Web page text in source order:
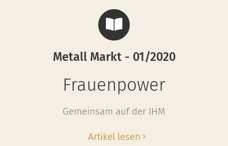
Metall Markt - 01/2020
Frauenpower
Gemeinsam auf der IHM
Artikel lesen